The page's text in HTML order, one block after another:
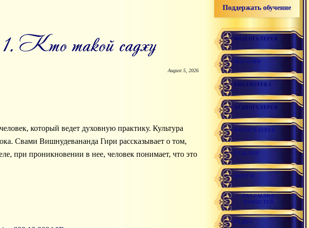
Кто такой садху
August 5, 2026
который ведет духовную практику. Культура
Свами Вишнудевананда Гири рассказывает о том,
при проникновении в нее, человек понимает, что это
Поддержать обучение
ВИДЕОГАЛЕРЕЯ
МАГАЗИН
БИБЛИОТЕКА
АУДИОГАЛЕРЕЯ
ФОТОГАЛЕРЕЯ
ССЫЛКИ
ФОРУМ
РАССЫЛКА
НОВОСТЕЙ
РАДИО